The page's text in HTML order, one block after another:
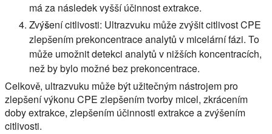
má za následek vyšší účinnost extrakce.
Zvýšení citlivosti: Ultrazvuku může zvýšit citlivost CPE
zlepšením prekoncentrace analytů v micelární fázi. To
může umožnit detekci analytů v nižších koncentracích,
než by bylo možné bez prekoncentrace.
Celkově, ultrazvuku může být užitečným nástrojem pro
zlepšení výkonu CPE zlepšením tvorby micel, zkrácením
doby extrakce, zlepšením účinnosti extrakce a zvýšením
citlivosti.